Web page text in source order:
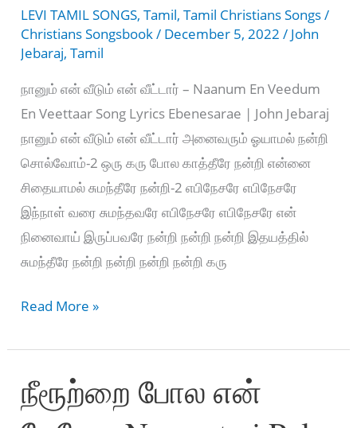
LEVI TAMIL SONGS,Tamil,Tamil Christians Songs/
Christians Songsbook/ December 5, 2022/ John
Jebaraj,Tamil
நானும் என் வீடும் என் வீட்டார் – Naanum En Veedum
En Veettaar Song Lyrics Ebenesarae | John Jebaraj
நானும் என் வீடும் என் வீட்டார் அனைவரும் ஓயாமல் நன்றி
சொல்வோம்-2 ஒரு கரு போல காத்தீரே நன்றி என்னை
சிதையாமல் சுமந்தீரே நன்றி-2 எபிநேசரே எபிநேசரே
இந்நாள் வரை சுமந்தவரே எபிநேசரே எபிநேசரே என்
நினைவாய் இருப்பவரே நன்றி நன்றி நன்றி இதயத்தில்
சுமந்தீரே நன்றி நன்றி நன்றி நன்றி கரு
Naanum
Veedum
En
Veettaar
Read More »
நீரூற்றை போல என்